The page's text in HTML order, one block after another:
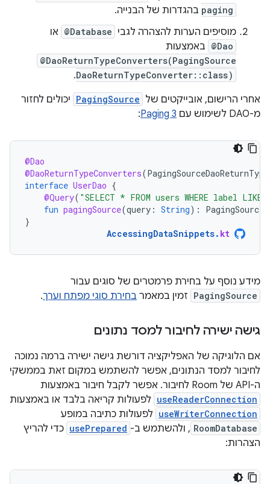
paging בהגדרות של הבנייה.
מוסיפים הערות להצהרה לגבי @Database או
@Dao באמצעות
@DaoReturnTypeConverters(PagingSource
DaoReturnTypeConverter::class)
.
אחרי הרישום, אובייקטים של PagingSource יכולים לחזור
מ-DAO לשימוש עם
Paging 3
:
@Dao
@DaoReturnTypeConverters(
interface UserDao {
@Query( "SELECT * FROM users WHERE label
fun pagingSource(query : String):
}
AccessingDataSnippets. kt
מידע נוסף על בחירת פרמטרים של סוגים עבור
PagingSource זמין במאמר בחירת סוגי מפתח וערך.
גישה ישירה לחיבור למסד נתונים
אם הלוגיקה של האפליקציה דורשת גישה ישירה ברמה נמוכה
לחיבור למסד הנתונים, אפשר להשתמש במקום זאת בממשקי
ה-API של Room לחיבור. אפשר לקבל חיבור באמצעות
useReaderConnection לפעולות קריאה בלבד או באמצעות
useWriterConnection לפעולות כתיבה במופע
RoomDatabase , ולהשתמש ב- usePrepared כדי להריץ
הצהרות: